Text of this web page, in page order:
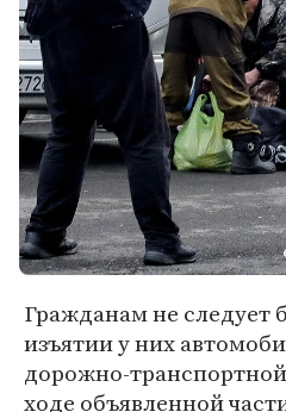
Гражданам не следует
изъятии у них
дорожно-
ходе объявленной